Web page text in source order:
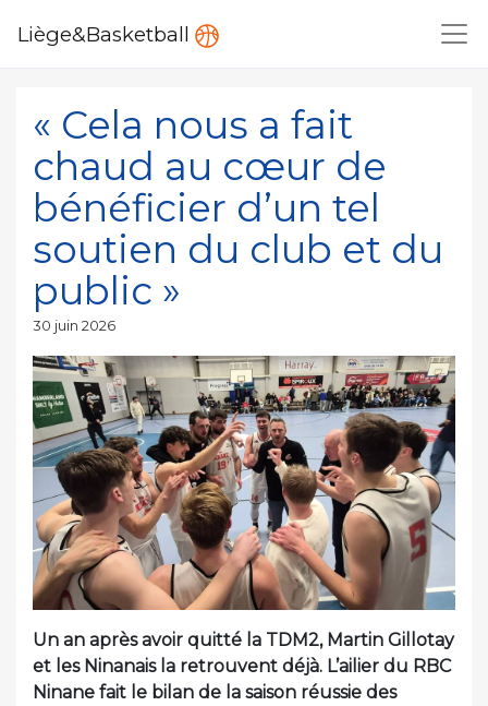
Liège&Basketball
« Cela nous a fait
chaud au cœur de
bénéficier d’un tel
soutien du club et du
public »
Publié
30 juin 2026
Un an après avoir quitté la TDM2, Martin Gillotay
et les Ninanais la retrouvent déjà. L’ailier du RBC
Ninane fait le bilan de la saison réussie des